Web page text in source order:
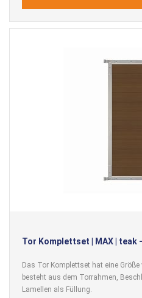
Tor Komplettset | MAX | teak
Das Tor Komplettset hat eine
besteht aus dem Torrahmen,
Lamellen als Füllung.